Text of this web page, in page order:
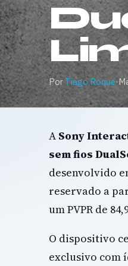
PorTiago Roque·
A Sony
sem fios
desenvolvido
reservado a
um PVPR de
O dispositivo
exclusivo com